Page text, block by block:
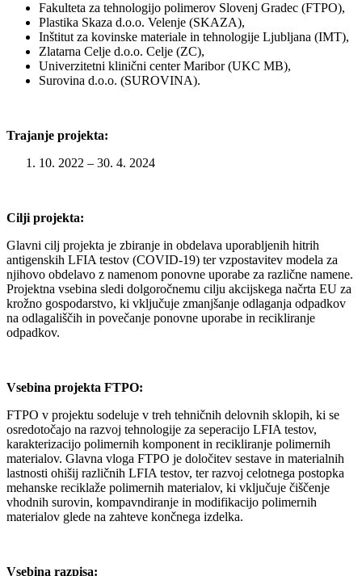
Fakulteta za tehnologijo polimerov Slovenj Gradec (FTPO),
Plastika Skaza d.o.o. Velenje (SKAZA),
Inštitut za kovinske materiale in tehnologije Ljubljana (IMT),
Zlatarna Celje d.o.o. Celje (ZC),
Univerzitetni klinični center Maribor (UKC MB),
Surovina d.o.o. (SUROVINA).
Trajanje projekta:
1. 10. 2022 – 30. 4. 2024
Cilji projekta:
Glavni cilj projekta je zbiranje in obdelava uporabljenih hitrih
antigenskih LFIA testov (COVID-19) ter vzpostavitev modela za
njihovo obdelavo z namenom ponovne uporabe za različne namene.
Projektna vsebina sledi dolgoročnemu cilju akcijskega načrta EU za
krožno gospodarstvo, ki vključuje zmanjšanje odlaganja odpadkov
na odlagališčih in povečanje ponovne uporabe in recikliranje
odpadkov.
Vsebina projekta FTPO:
FTPO v projektu sodeluje v treh tehničnih delovnih sklopih, ki se
osredotočajo na razvoj tehnologije za seperacijo LFIA testov,
karakterizacijo polimernih komponent in recikliranje polimernih
materialov. Glavna vloga FTPO je določitev sestave in materialnih
lastnosti ohišij različnih LFIA testov, ter razvoj celotnega postopka
mehanske reciklaže polimernih materialov, ki vključuje čiščenje
vhodnih surovin, kompavndiranje in modifikacijo polimernih
materialov glede na zahteve končnega izdelka.
Vsebina razpisa: